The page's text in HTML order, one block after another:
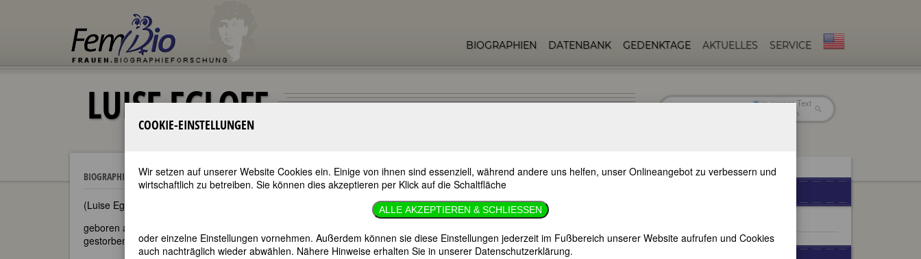
BIOGRAPHIEN DATENBANK GEDENKTAGE AKTUELLES SERVICE
LUISE EGLOFF
im ganzen Text
nur in Titeln
BIOGRAPHIEN Luise Egloff
(Luise Egloff, im Taufbuch: Elisabeth Hilaria Xaveria, genannt Luise )
geboren am 14. Februar 1802 in Baden, Kanton Aargau/Schweiz
gestorben am 3. Januar 1835 ebenda
COOKIE-EINSTELLUNGEN
Wir setzen auf unserer Website Cookies ein. Einige von ihnen sind essenziell, während andere uns helfen, unser Onlineangebot zu verbessern und
wirtschaftlich zu betreiben. Sie können dies akzeptieren per Klick auf die Schaltfläche
ALLE AKZEPTIEREN & SCHLIESSEN
oder einzelne Einstellungen vornehmen. Außerdem können sie diese Einstellungen jederzeit im Fußbereich unserer Website aufrufen und Cookies
auch nachträglich wieder abwählen. Nähere Hinweise erhalten Sie in unserer Datenschutzerklärung.